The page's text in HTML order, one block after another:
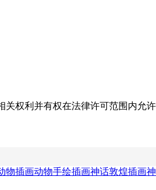
权利并有权在法律许可范围内允
物插画动物手绘插画神话敦煌插画